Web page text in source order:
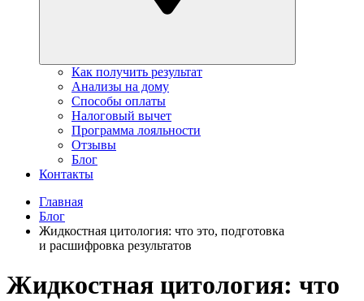
Как получить результат
Анализы на дому
Способы оплаты
Налоговый вычет
Программа лояльности
Отзывы
Блог
Контакты
Главная
Блог
Жидкостная цитология: что это, подготовка
и расшифровка результатов
Жидкостная цитология: что